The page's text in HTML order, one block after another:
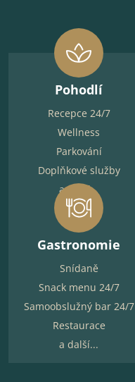
Pohodlí
Recepce 24/7
Wellness
Parkování
Doplňkové služby
a další...
Gastronomie
Snídaně
Snack menu 24/7
Samoobslužný bar 24/7
Restaurace
a další...